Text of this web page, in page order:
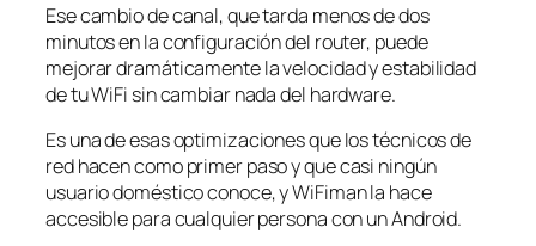
Ese cambio de canal, que tarda menos de dos
minutos en la configuración del router, puede
mejorar dramáticamente la velocidad y estabilidad
de tu WiFi sin cambiar nada del hardware.
Es una de esas optimizaciones que los técnicos de
red hacen como primer paso y que casi ningún
usuario doméstico conoce, y WiFiman la hace
accesible para cualquier persona con un Android.